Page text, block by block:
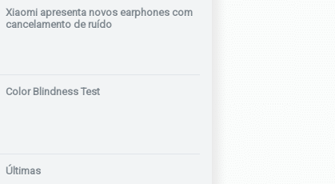
Xiaomi apresenta novos earphones com
cancelamento de ruído
Color Blindness Test
Últimas